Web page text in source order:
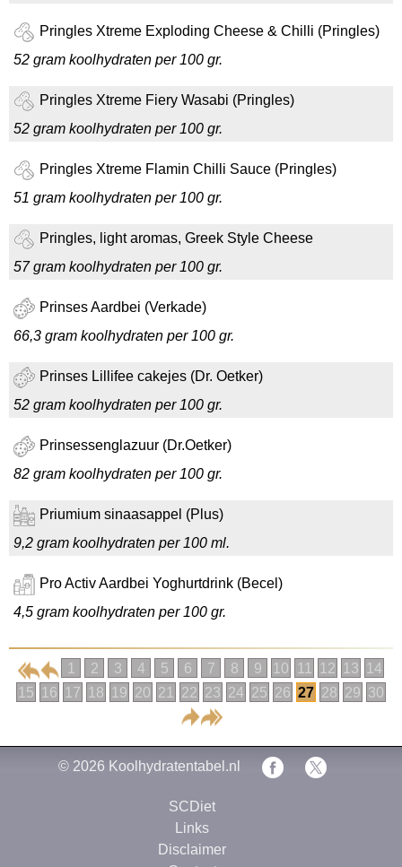
Pringles Xtreme Exploding Cheese & Chilli (Pringles)
52 gram koolhydraten per 100 gr.
Pringles Xtreme Fiery Wasabi (Pringles)
52 gram koolhydraten per 100 gr.
Pringles Xtreme Flamin Chilli Sauce (Pringles)
51 gram koolhydraten per 100 gr.
Pringles, light aromas, Greek Style Cheese
57 gram koolhydraten per 100 gr.
Prinses Aardbei (Verkade)
66,3 gram koolhydraten per 100 gr.
Prinses Lillifee cakejes (Dr. Oetker)
52 gram koolhydraten per 100 gr.
Prinsessenglazuur (Dr.Oetker)
82 gram koolhydraten per 100 gr.
Priumium sinaasappel (Plus)
9,2 gram koolhydraten per 100 ml.
Pro Activ Aardbei Yoghurtdrink (Becel)
4,5 gram koolhydraten per 100 gr.
1 2 3 4 5 6 7 8 9 10 11 12 13
14
15
16 17 18 19 20 21 22 23 24 25 26 27 28 29 30
© 2026 Koolhydratentabel.nl
SCDiet
Links
Disclaimer